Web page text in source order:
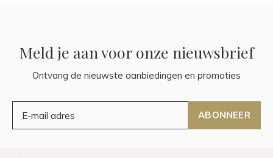
Meld je aan voor onze nieuwsbrief
Ontvang de nieuwste aanbiedingen en promoties
ABONNEER